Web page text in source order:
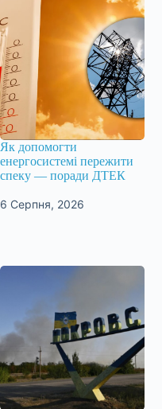
Як допомогти
енергосистемі пережити
спеку — поради ДТЕК
6 Серпня, 2026